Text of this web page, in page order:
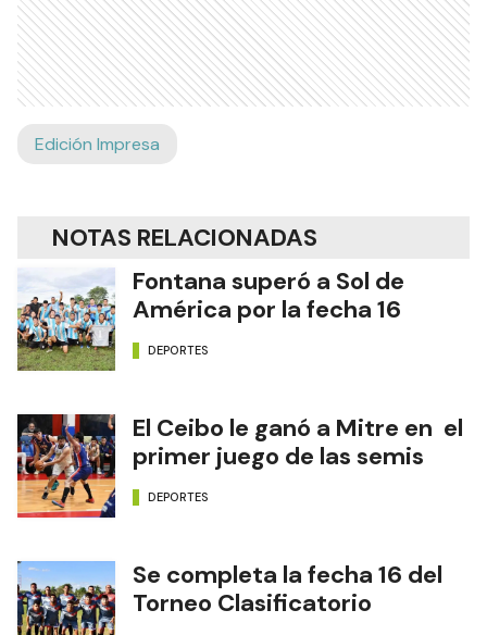
Edición Impresa
NOTAS RELACIONADAS
Fontana superó a Sol de
América por la fecha 16
DEPORTES
El Ceibo le ganó a Mitre en el
primer juego de las semis
DEPORTES
Se completa la fecha 16 del
Torneo Clasificatorio